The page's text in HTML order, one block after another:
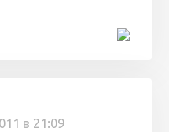
в 21:09